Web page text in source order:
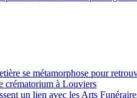
se métamorphose pour
crématorium à Louviers
un lien avec les Arts